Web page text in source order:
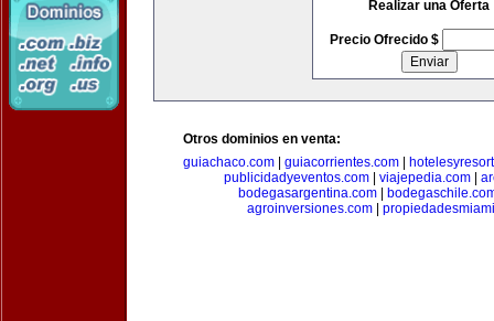
Realizar una Oferta
Precio Ofrecido $
Otros dominios en venta:
guiachaco.com
guiacorrientes.com
publicidadyeventos.com| viajepedia.com|
bodegasargentina.com|
agroinversiones.com